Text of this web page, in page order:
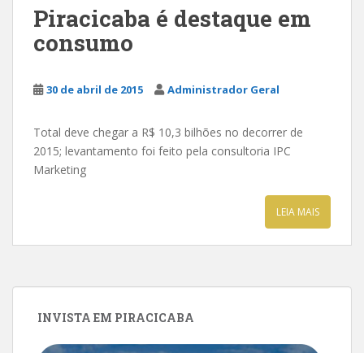
Piracicaba é destaque em
consumo
30 de abril de 2015 Administrador Geral
Total deve chegar a R$ 10,3 bilhões no decorrer de
2015; levantamento foi feito pela consultoria IPC
Marketing
LEIA MAIS
INVISTA EM PIRACICABA